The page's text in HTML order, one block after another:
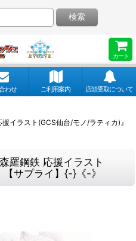
カート
検索
わせ ご利用案内 店頭受取について
イラスト(GCS仙台/モノ/ラティカ)』
羅鋼鉄 応援イラスト
サプライ】{-}《-》